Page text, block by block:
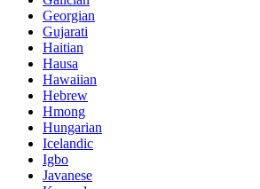
Georgian
Gujarati
Haitian
Hausa
Hawaiian
Hebrew
Hmong
Hungarian
Icelandic
Igbo
Javanese